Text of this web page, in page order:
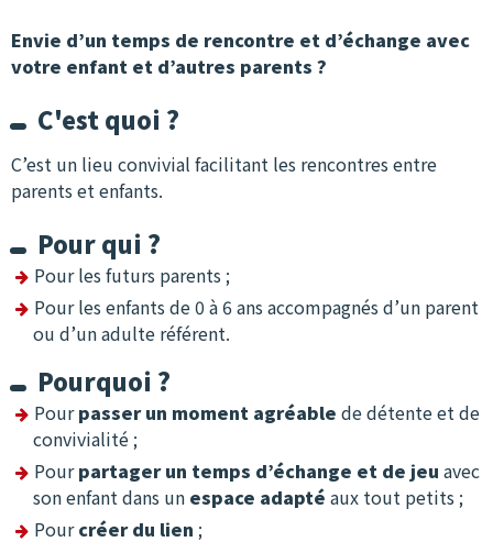
Envie d’un temps de rencontre et d’échange avec
votre enfant et d’autres parents ?
C'est quoi ?
C’est un lieu convivial facilitant les rencontres entre
parents et enfants.
Pour qui ?
Pour les futurs parents ;
Pour les enfants de 0 à 6 ans accompagnés d’un parent
ou d’un adulte référent.
Pourquoi ?
Pourpasser un moment agréable de détente et de
convivialité ;
Pourpartager un temps d’échange et de jeu avec
son enfant dans un espace adapté aux tout petits ;
Pourcréer du lien ;